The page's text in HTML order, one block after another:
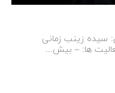
سیده زینب زمانی
ها: – بیش...